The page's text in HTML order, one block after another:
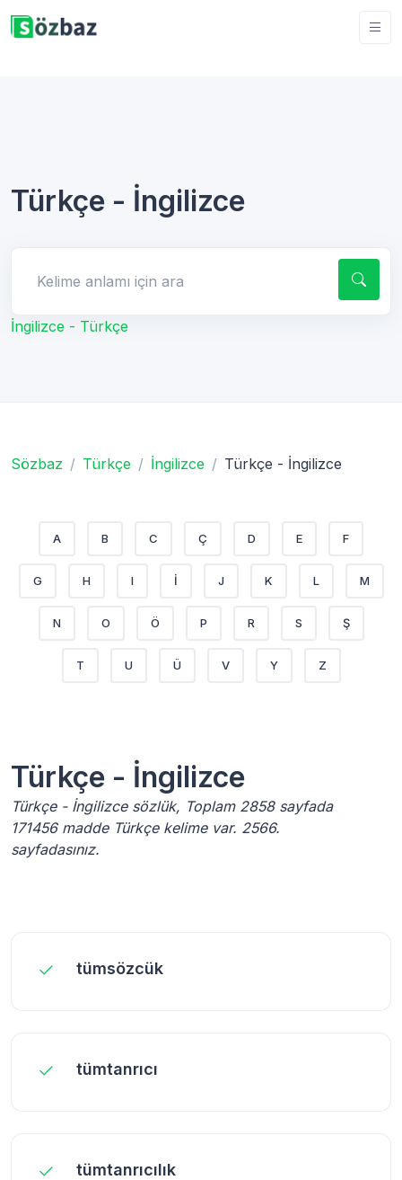
Türkçe - İngilizce
İngilizce - Türkçe
Sözbaz Türkçe İngilizce Türkçe - İngilizce
A B C Ç D E F
G H I İ J K L M
N O Ö P R S Ş
T U Ü V Y Z
Türkçe - İngilizce
Türkçe - İngilizce sözlük, Toplam 2858 sayfada
171456 madde Türkçe kelime var. 2566.
sayfadasınız.
tümsözcük
tümtanrıcı
tümtanrıcılık